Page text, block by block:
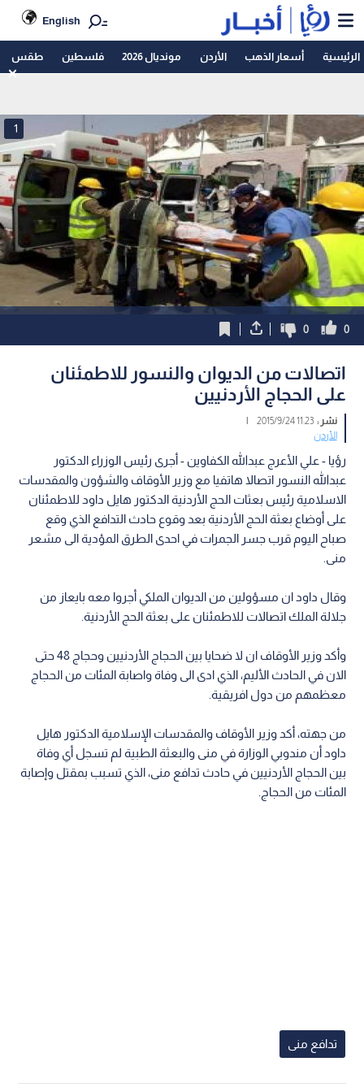
English
الرئيسية أسعار الذهب الأردن مونديال 2026 فلسطين طقس
1
0
0
اتصالات من الديوان والنسور للاطمئنان
على الحجاج الأردنيين
نشر :11:23 2015/9/24
|
الأردن
رؤيا - علي الأعرج عبدالله الكفاوين - أجرى رئيس الوزراء الدكتور
عبدالله النسور اتصالا هاتفيا مع وزير الأوقاف والشؤون والمقدسات
الاسلامية رئيس بعثات الحج الأردنية الدكتور هايل داود للاطمئنان
على أوضاع بعثة الحج الأردنية بعد وقوع حادث التدافع الذي وقع
صباح اليوم قرب جسر الجمرات في احدى الطرق المؤدية الى مشعر
منى.
وقال داود ان مسؤولين من الديوان الملكي أجروا معه بايعاز من
جلالة الملك اتصالات للاطمئنان على بعثة الحج الأردنية.
وأكد وزير الأوقاف ان لا ضحايا بين الحجاج الأردنيين وحجاج 48 حتى
الان في الحادث الأليم، الذي ادى الى وفاة واصابة المئات من الحجاج
معظمهم من دول افريقية.
من جهته، أكد وزير الأوقاف والمقدسات الإسلامية الدكتور هايل
داود أن مندوبي الوزارة في منى والبعثة الطبية لم تسجل أي وفاة
بين الحجاج الأردنيين في حادث تدافع منى، الذي تسبب بمقتل وإصابة
المئات من الحجاج.
تدافع منى